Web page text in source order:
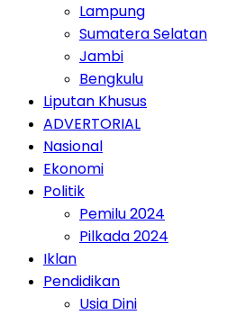
Lampung
Sumatera Selatan
Jambi
Bengkulu
Liputan Khusus
ADVERTORIAL
Nasional
Ekonomi
Politik
Pemilu 2024
Pilkada 2024
Iklan
Pendidikan
Usia Dini